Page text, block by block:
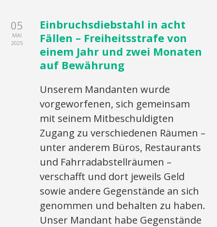
05
MAI
2025
Einbruchsdiebstahl in acht
Fällen – Freiheitsstrafe von
einem Jahr und zwei Monaten
auf Bewährung
Unserem Mandanten wurde
vorgeworfenen, sich gemeinsam
mit seinem Mitbeschuldigten
Zugang zu verschiedenen Räumen –
unter anderem Büros, Restaurants
und Fahrradabstellräumen –
verschafft und dort jeweils Geld
sowie andere Gegenstände an sich
genommen und behalten zu haben.
Unser Mandant habe Gegenstände